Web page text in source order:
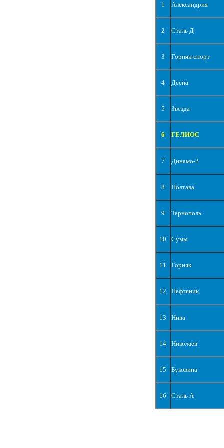
1 Александрия
2 Сталь Д
3 Горняк-спорт
4 Десна
5 Звезда
6 ГЕЛИОС
7 Динамо-2
8 Полтава
9 Тернополь
10 Сумы
11 Горняк
12 Нефтяник
13 Нива
14 Николаев
15 Буковина
16 Сталь А